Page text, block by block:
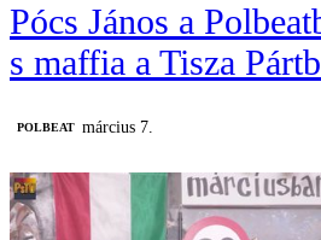
Pócs János a
s maffia a Tisza
‎POLBEAT március 7.